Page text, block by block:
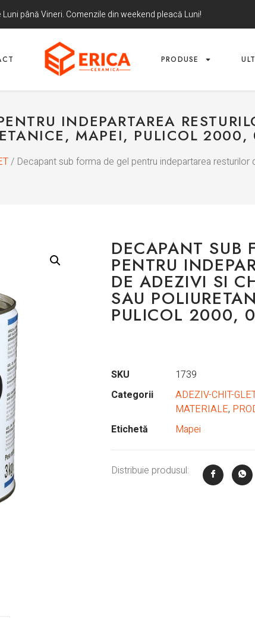
Luni până Vineri. Comenzile din weekend pleacă Luni!
PRODUSE
INDEPARTAREA
MAPEI, PULICOL
/ Decapant sub forma de gel pentru indepartarea resturilor
DECAPANT SUB
PENTRU
DE ADEZIVI SI
SAU
PULICOL 2000,
SKU
1739
Categorii
ADEZIV-CHIT-
MATERIALE,
Etichetă
Mapei
Distribuie produsul: